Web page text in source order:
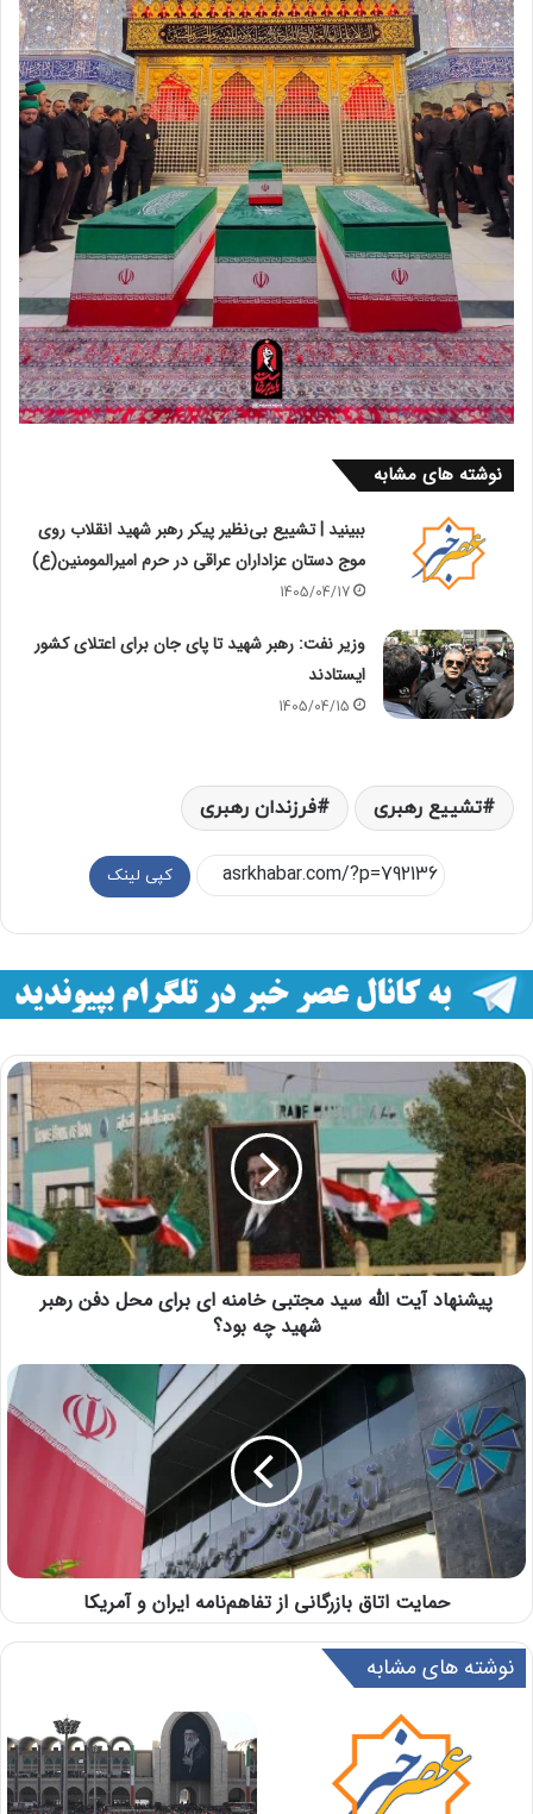
نوشته های مشابه
ببینید | تشییع بی‌نظیر پیکر رهبر شهید انقلاب روی
موج دستان عزاداران عراقی در حرم امیرالمومنین(ع)
1405/04/17
وزیر نفت: رهبر شهید تا پای جان برای اعتلای کشور
ایستادند
1405/04/15
تشییع رهبری فرزندان رهبری
کپی لینک
پیشنهاد آیت الله سید مجتبی خامنه ای برای محل دفن رهبر
شهید چه بود؟
حمایت اتاق بازرگانی از تفاهم‌نامه ایران و آمریکا
نوشته های مشابه